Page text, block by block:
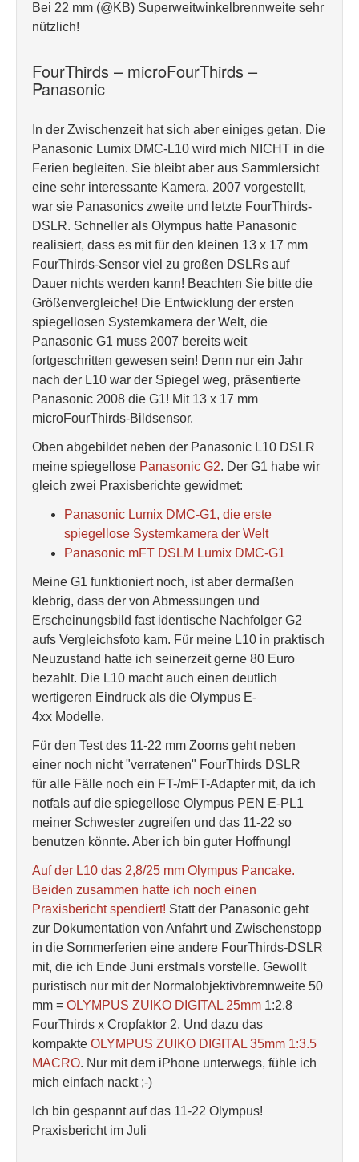
Bei 22 mm (@KB) Superweitwinkelbrennweite sehr
nützlich!
FourThirds – microFourThirds –
Panasonic
In der Zwischenzeit hat sich aber einiges getan. Die
Panasonic Lumix DMC-L10 wird mich NICHT in die
Ferien begleiten. Sie bleibt aber aus Sammlersicht
eine sehr interessante Kamera. 2007 vorgestellt,
war sie Panasonics zweite und letzte FourThirds-
DSLR. Schneller als Olympus hatte Panasonic
realisiert, dass es mit für den kleinen 13 x 17 mm
FourThirds-Sensor viel zu großen DSLRs auf
Dauer nichts werden kann! Beachten Sie bitte die
Größenvergleiche! Die Entwicklung der ersten
spiegellosen Systemkamera der Welt, die
Panasonic G1 muss 2007 bereits weit
fortgeschritten gewesen sein! Denn nur ein Jahr
nach der L10 war der Spiegel weg, präsentierte
Panasonic 2008 die G1! Mit 13 x 17 mm
microFourThirds-Bildsensor.
Oben abgebildet neben der Panasonic L10 DSLR
meine spiegellose Panasonic G2. Der G1 habe wir
gleich zwei Praxisberichte gewidmet:
Panasonic Lumix DMC-G1, die erste
spiegellose Systemkamera der Welt
Panasonic mFT DSLM Lumix DMC-G1
Meine G1 funktioniert noch, ist aber dermaßen
klebrig, dass der von Abmessungen und
Erscheinungsbild fast identische Nachfolger G2
aufs Vergleichsfoto kam. Für meine L10 in praktisch
Neuzustand hatte ich seinerzeit gerne 80 Euro
bezahlt. Die L10 macht auch einen deutlich
wertigeren Eindruck als die Olympus E-
4xx Modelle.
Für den Test des 11-22 mm Zooms geht neben
einer noch nicht "verratenen" FourThirds DSLR
für alle Fälle noch ein FT-/mFT-Adapter mit, da ich
notfals auf die spiegellose Olympus PEN E-PL1
meiner Schwester zugreifen und das 11-22 so
benutzen könnte. Aber ich bin guter Hoffnung!
Auf der L10 das 2,8/25 mm Olympus Pancake.
Beiden zusammen hatte ich noch einen
Praxisbericht spendiert! Statt der Panasonic geht
zur Dokumentation von Anfahrt und Zwischenstopp
in die Sommerferien eine andere FourThirds-DSLR
mit, die ich Ende Juni erstmals vorstelle. Gewollt
puristisch nur mit der Normalobjektivbremnweite 50
mm = OLYMPUS ZUIKO DIGITAL 25mm 1:2.8
FourThirds x Cropfaktor 2. Und dazu das
kompakte OLYMPUS ZUIKO DIGITAL 35mm 1:3.5
MACRO. Nur mit dem iPhone unterwegs, fühle ich
mich einfach nackt ;-)
Ich bin gespannt auf das 11-22 Olympus!
Praxisbericht im Juli